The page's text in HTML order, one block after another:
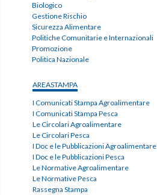
Biologico
Gestione Rischio
Sicurezza Alimentare
Politiche Comunitarie e Internazionali
Promozione
Politica Nazionale
AREASTAMPA
I Comunicati Stampa Agroalimentare
I Comunicati Stampa Pesca
Le Circolari Agroalimentare
Le Circolari Pesca
I Doc e le Pubblicazioni Agroalimentare
I Doc e le Pubblicazioni Pesca
Le Normative Agroalimentare
Le Normative Pesca
Rassegna Stampa